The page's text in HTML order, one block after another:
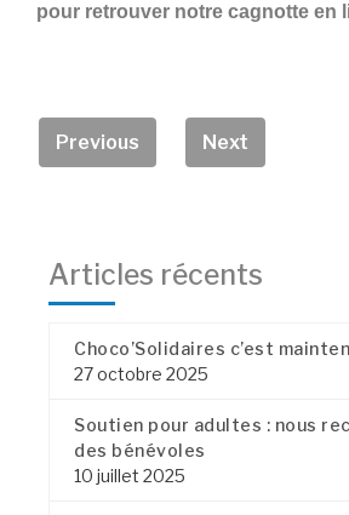
pour retrouver notre cagnotte en
Previous Next
Articles récents
Choco’Solidaires c’est
27 octobre 2025
Soutien pour adultes : nous
des bénévoles
10 juillet 2025